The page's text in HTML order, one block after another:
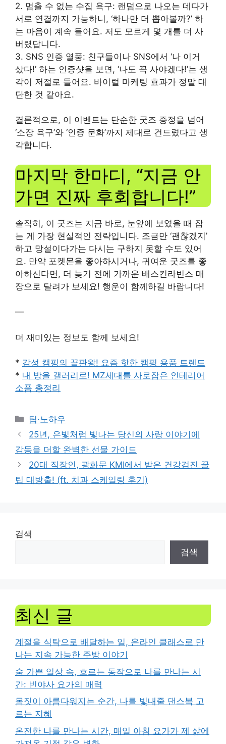
2. 멈출 수 없는 수집 욕구: 랜덤으로 나오는 데다가
서로 연결까지 가능하니, ‘하나만 더 뽑아볼까?’ 하
는 마음이 계속 들어요. 저도 모르게 몇 개를 더 사
버렸답니다.
3. SNS 인증 열풍: 친구들이나 SNS에서 ‘나 이거
샀다!’ 하는 인증샷을 보면, ‘나도 꼭 사야겠다!’는 생
각이 저절로 들어요. 바이럴 마케팅 효과가 정말 대
단한 것 같아요.
결론적으로, 이 이벤트는 단순한 굿즈 증정을 넘어
‘소장 욕구’와 ‘인증 문화’까지 제대로 건드렸다고 생
각합니다.
마지막 한마디, “지금 안
가면 진짜 후회합니다!”
솔직히, 이 굿즈는 지금 바로, 눈앞에 보였을 때 잡
는 게 가장 현실적인 전략입니다. 조금만 ‘괜찮겠지’
하고 망설이다가는 다시는 구하지 못할 수도 있어
요. 만약 포켓몬을 좋아하시거나, 귀여운 굿즈를 좋
아하신다면, 더 늦기 전에 가까운 배스킨라빈스 매
장으로 달려가 보세요! 행운이 함께하길 바랍니다!
—
더 재미있는 정보도 함께 보세요!
* 감성 캠핑의 끝판왕! 요즘 핫한 캠핑 용품 트렌드
* 내 방을 갤러리로! MZ세대를 사로잡은 인테리어
소품 총정리
Categories
팁·노하우
25년, 은빛처럼 빛나는 당신의 사랑 이야기에
감동을 더할 완벽한 선물 가이드
20대 직장인, 광화문 KMI에서 받은 건강검진 꿀
팁 대방출! (ft. 치과 스케일링 후기)
검색
검색
최신 글
계절을 식탁으로 배달하는 일, 온라인 클래스로 만
나는 지속 가능한 주방 이야기
숨 가쁜 일상 속, 흐르는 동작으로 나를 만나는 시
간: 빈야사 요가의 매력
몸짓이 아름다워지는 순간, 나를 빛내줄 댄스복 고
르는 지혜
온전한 나를 만나는 시간, 매일 아침 요가가 제 삶에